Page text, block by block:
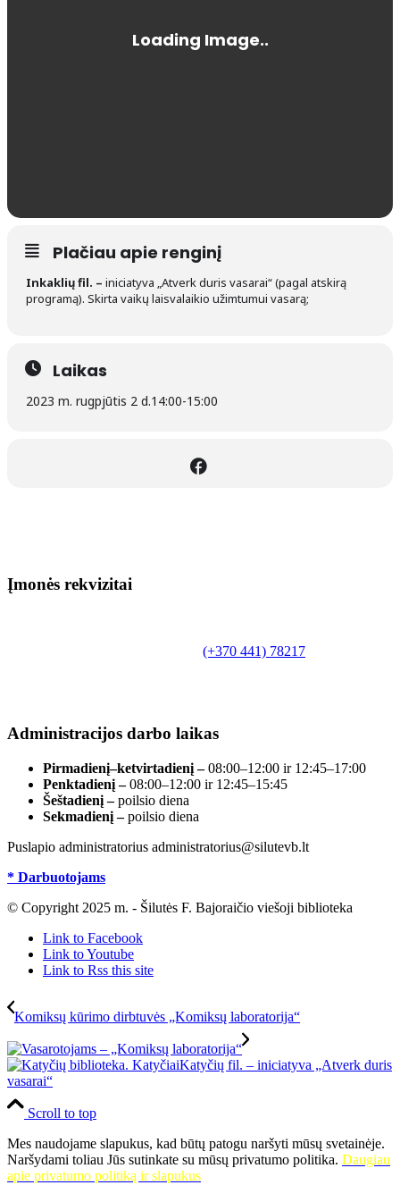
Plačiau apie renginį
Inkaklių fil. – iniciatyva „Atverk duris vasarai“ (pagal atskirą
programą). Skirta vaikų laisvalaikio užimtumui vasarą;
Laikas
2023 m. rugpjūtis 2 d.14:00-15:00
Įmonės rekvizitai
(+370 441) 78217
Administracijos darbo laikas
Pirmadienį–ketvirtadienį –08:00–12:00 ir 12:45–17:00
Penktadienį –08:00–12:00 ir 12:45–15:45
Šeštadienį –poilsio diena
Sekmadienį –poilsio diena
Puslapio administratorius administratorius@silutevb.lt
* Darbuotojams
© Copyright 2025 m. - Šilutės F. Bajoraičio viešoji biblioteka
Link to Facebook
Link to Youtube
Link to Rss this site
Komiksų kūrimo dirbtuvės „Komiksų laboratorija“
Katyčių fil. – iniciatyva „Atverk duris
vasarai“
Scroll to top
Mes naudojame slapukus, kad būtų patogu naršyti mūsų svetainėje.
Naršydami toliau Jūs sutinkate su mūsų privatumo politika. Daugiau
apie privatumo politiką ir slapukus